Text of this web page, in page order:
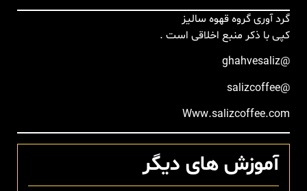
گرد آوری گروه قهوه سالیز
کپی با ذکر منبع اخلاقی است .
‏@ghahvesaliz
‏@salizcoffee
آموزش های دیگر